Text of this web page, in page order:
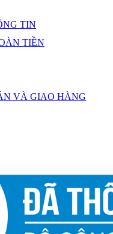
TIN
TIỀN
VÀ GIAO HÀNG